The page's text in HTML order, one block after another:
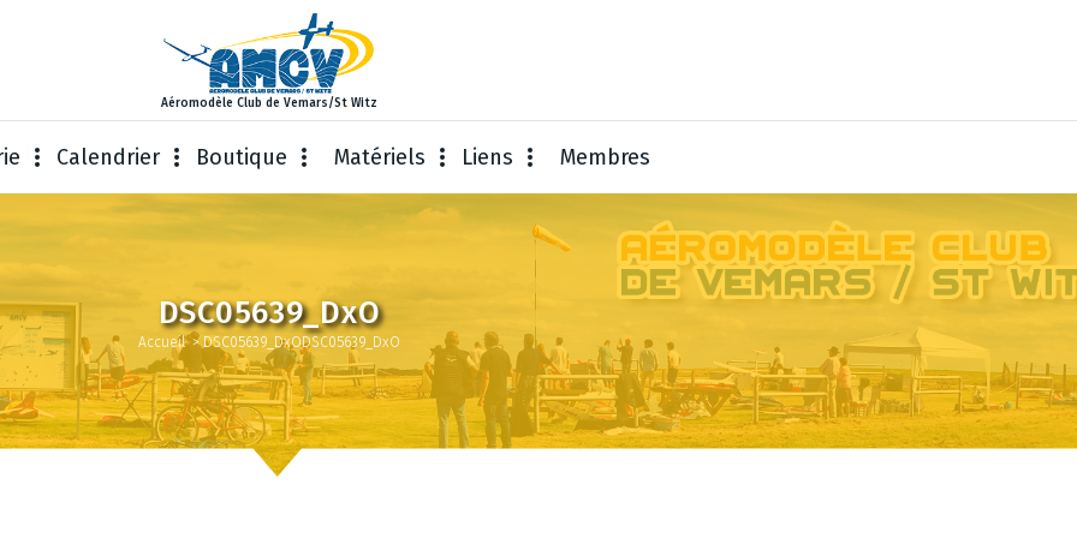
Aéromodèle Club de Vemars/St Witz
Calendrier Boutique Matériels Liens Membres
DSC05639_DxO
Accueil> DSC05639_DxODSC05639_DxO